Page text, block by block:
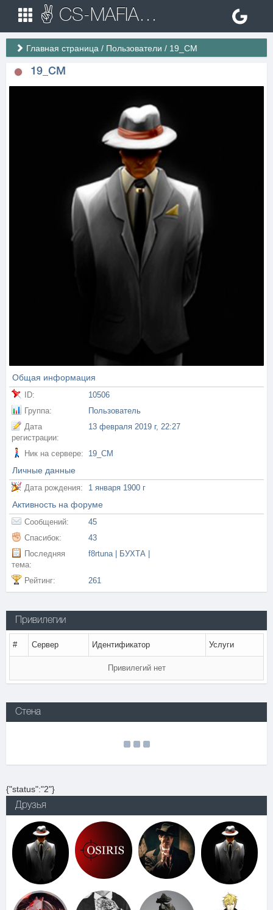
✌ CS-MAFIA.RU ✌ Игровые сервера Counter Strike 1.6
Главная страница / Пользователи / 19_CM
19_CM
Общая информация
ID:
10506
Группа:
Пользователь
Дата
регистрации:
13 февраля 2019 г, 22:27
Ник на сервере: 19_CM
Личные данные
Дата рождения: 1 января 1900 г
Активность на форуме
Сообщений:
45
Спасибок:
43
Последняя
тема:
f8rtuna | БУХТА |
Рейтинг: 261
Привилегии
# Сервер Идентификатор Услуги
Привилегий нет
Стена
{"status":"2"}
Друзья